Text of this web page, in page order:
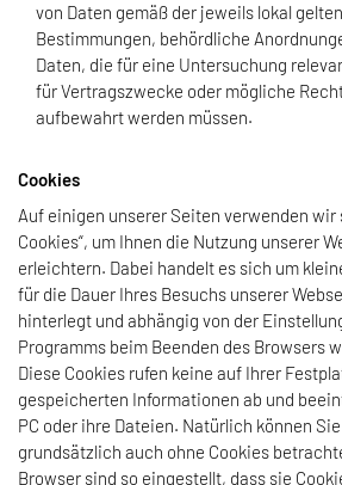
von Daten gemäß der jeweils lokal
Bestimmungen, behördliche
Daten, die für eine Untersuchung
für Vertragszwecke oder mögliche
aufbewahrt werden müssen.
Cookies
Auf einigen unserer Seiten verwenden wir
Cookies“, um Ihnen die Nutzung unserer
erleichtern. Dabei handelt es sich um
für die Dauer Ihres Besuchs unserer
hinterlegt und abhängig von der
Programms beim Beenden des Browsers
Diese Cookies rufen keine auf Ihrer
gespeicherten Informationen ab und
PC oder ihre Dateien. Natürlich können
grundsätzlich auch ohne Cookies
Browser sind so eingestellt, dass sie